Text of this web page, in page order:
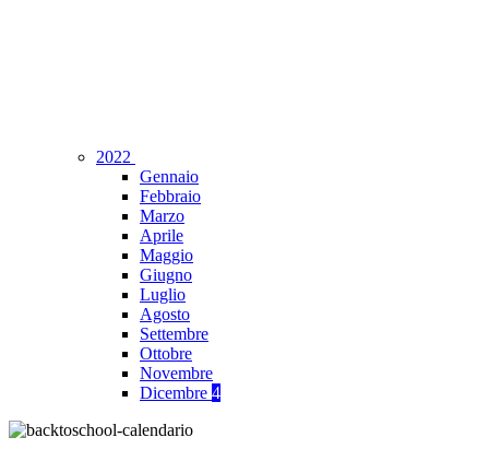
2022
Gennaio
Febbraio
Marzo
Aprile
Maggio
Giugno
Luglio
Agosto
Settembre
Ottobre
Novembre
Dicembre 4